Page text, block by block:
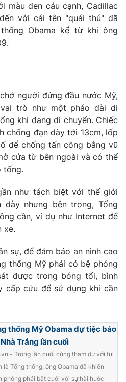
Bất động sản
VTV8
English
hình Việt Nam
báo điện tử số 483/GP-BTTTT
Mỹ Hạnh, Phạm Quốc Thắng,
- 024.38 355 932
897 897
màu đen cáu cạnh, Cadillac
với cái tên "quái thú" đã
Obama kể từ khi ông
người đứng đầu nước Mỹ,
trò như một pháo đài di
khi đang di chuyển. Chiếc
chống đạn dày tới 13cm, lốp
để chống tấn công bằng vũ
cửa từ bên ngoài và có thể
tống.
như tách biệt với thế giới
nhưng bên trong, Tổng
cần, ví dụ như Internet để
xe.
sự, để đảm bảo an ninh cao
thống Mỹ phải có bệ phóng
được trong bóng tối, bình
cấp cứu để sử dụng khi cần
thống Mỹ Obama dự tiệc báo
Trắng lần cuối
- Trong lần cuối cùng tham dự với tư
là Tổng thống, ông Obama đã khiến
phòng phải bật cười với sự hài hước